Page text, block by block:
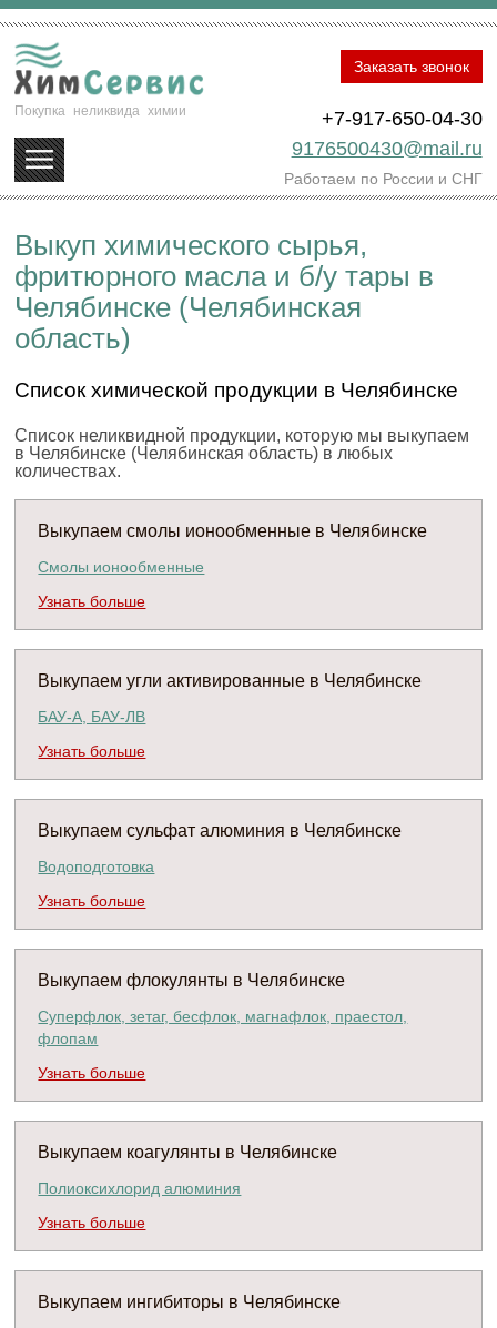
Покупка неликвида химии
+7-917-650-04-30
9176500430@mail.ru
Работаем по России и СНГ
Заказать звонок
Выкуп химического сырья,
фритюрного масла и б/у тары в
Челябинске (Челябинская
область)
Список химической продукции в Челябинске
Список неликвидной продукции, которую мы выкупаем
в Челябинске (Челябинская область) в любых
количествах.
Выкупаем смолы ионообменные в Челябинске
Смолы ионообменные
Узнать больше
Выкупаем угли активированные в Челябинске
БАУ-А, БАУ-ЛВ
Узнать больше
Выкупаем сульфат алюминия в Челябинске
Водоподготовка
Узнать больше
Выкупаем флокулянты в Челябинске
Суперфлок, зетаг, бесфлок, магнафлок, праестол,
флопам
Узнать больше
Выкупаем коагулянты в Челябинске
Полиоксихлорид алюминия
Узнать больше
Выкупаем ингибиторы в Челябинске